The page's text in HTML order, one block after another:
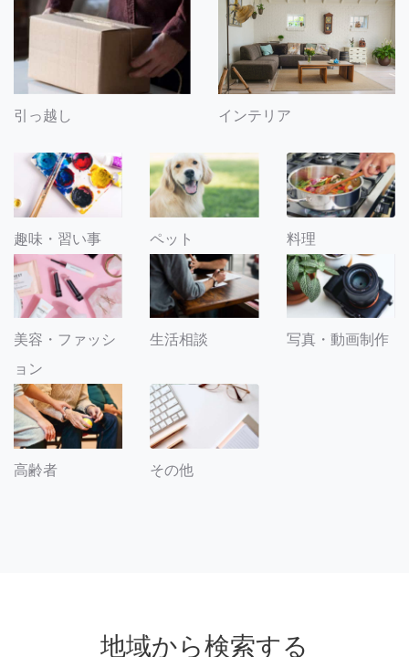
引っ越し インテリア
趣味・習い事 ペット 料理
美容・ファッシ
ョン
生活相談 写真・動画制作
高齢者 その他
地域から検索する